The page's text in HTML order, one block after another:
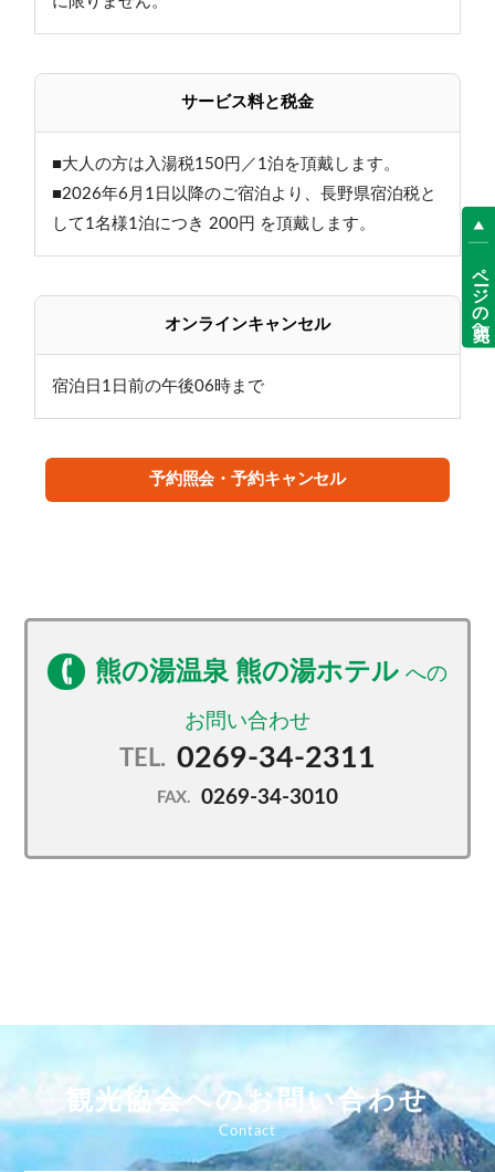
しっかり食べて、元気に出発
【お食事時間等のご案内】
・夕食時間／18:00～19:30
・朝食時間／7:30～9:00
・夕食付プランのご予約でも、19:30以降のご到着にな
った場合は夕食の用意はいたしかねます。
≪その１自慢の温泉≫
・国内でも数少ない翡翠色の湯
・志賀高原最古の温泉
気軽な散策から本格的な登山までお楽しみ頂けます♪
冬はウィンタースポーツ三昧！
徒歩3分！ホームゲレンデ熊の湯スキー場がおすすめ！
・ロビーの喫茶店『笠岳』で淹れたてのコーヒーを♪
・志賀高原での旅の思い出に種類豊富な売店でお土産
かわいい熊のイラスト入りオリジナルグッズも販売
サービス料と税金
■大人の方は入湯税150円／1泊を頂戴します。
■2026年6月1日以降のご宿泊より、長野県宿泊税と
して1名様1泊につき 200円 を頂戴します。
オンラインキャンセル
宿泊日1日前の午後06時まで
予約照会・予約キャンセル
熊の湯温泉 熊の湯ホテル
TEL. 0269-34-2311
FAX. 0269-34-3010
観光協会へのお問い合わせ
ページの先頭へ